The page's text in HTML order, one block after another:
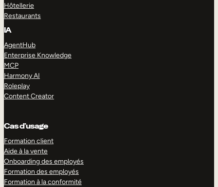
Hôtellerie
Restaurants
IA
AgentHub
Enterprise Knowledge
MCP
Harmony AI
Roleplay
Content Creator
Cas d’usage
Formation client
Aide à la vente
Onboarding des employés
Formation des employés
Formation à la conformité